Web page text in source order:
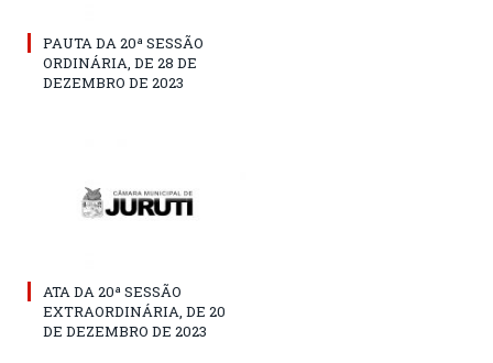
PAUTA DA 20ª SESSÃO
ORDINÁRIA, DE 28 DE
DEZEMBRO DE 2023
ATA DA 20ª SESSÃO
EXTRAORDINÁRIA, DE 20
DE DEZEMBRO DE 2023